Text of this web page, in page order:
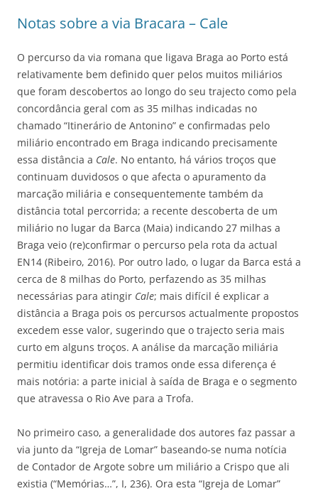
Notas sobre a via Bracara – Cale
O percurso da via romana que ligava Braga ao Porto está
relativamente bem definido quer pelos muitos miliários
que foram descobertos ao longo do seu trajecto como pela
concordância geral com as 35 milhas indicadas no
chamado “Itinerário de Antonino” e confirmadas pelo
miliário encontrado em Braga indicando precisamente
essa distância a Cale. No entanto, há vários troços que
continuam duvidosos o que afecta o apuramento da
marcação miliária e consequentemente também da
distância total percorrida; a recente descoberta de um
miliário no lugar da Barca (Maia) indicando 27 milhas a
Braga veio (re)confirmar o percurso pela rota da actual
EN14 (Ribeiro, 2016). Por outro lado, o lugar da Barca está a
cerca de 8 milhas do Porto, perfazendo as 35 milhas
necessárias para atingir Cale; mais difícil é explicar a
distância a Braga pois os percursos actualmente propostos
excedem esse valor, sugerindo que o trajecto seria mais
curto em alguns troços. A análise da marcação miliária
permitiu identificar dois tramos onde essa diferença é
mais notória: a parte inicial à saída de Braga e o segmento
que atravessa o Rio Ave para a Trofa.
No primeiro caso, a generalidade dos autores faz passar a
via junto da “Igreja de Lomar” baseando-se numa notícia
de Contador de Argote sobre um miliário a Crispo que ali
existia (“Memórias…”, I, 236). Ora esta “Igreja de Lomar”